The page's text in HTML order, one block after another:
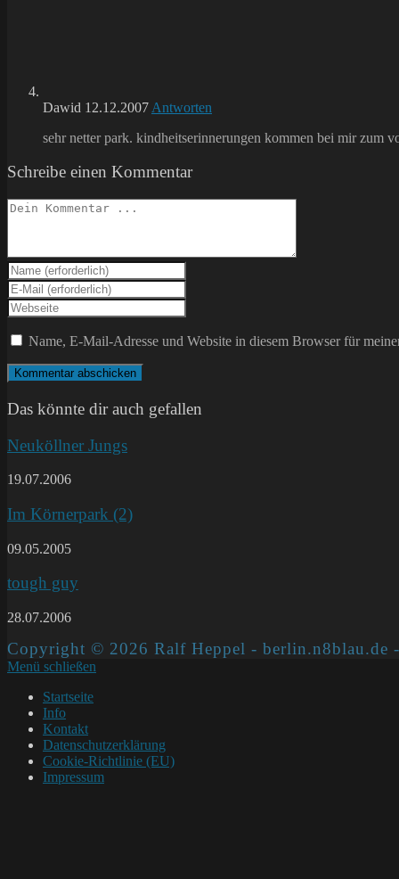
Dawid 12.12.2007 Antworten
sehr netter park. kindheitserinnerungen kommen bei mir zum
Schreibe einen Kommentar
Kommentieren
Gib
deinen
Namen
oder
Benutzernamen
zum
Kommentieren
ein
Gib
deine
E-
Mail-
Adresse
zum
Kommentieren
Gib
deine
Website-
ein
(optional)
Name, E-Mail-Adresse und Website in diesem Browser für
Das könnte dir auch gefallen
Neuköllner Jungs
19.07.2006
Im Körnerpark (2)
09.05.2005
tough guy
28.07.2006
Copyright © 2026 Ralf Heppel - berlin.n8blau.de
Menü schließen
Startseite
Info
Kontakt
Datenschutzerklärung
Cookie-Richtlinie (EU)
Impressum